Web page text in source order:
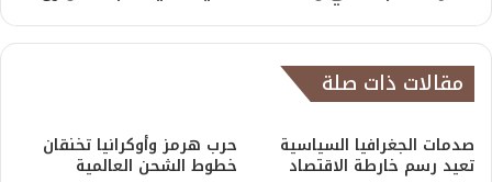
مقالات ذات صلة
صدمات الجغرافيا السياسية
تعيد رسم خارطة الاقتصاد
حرب هرمز وأوكرانيا تخنقان
خطوط الشحن العالمية